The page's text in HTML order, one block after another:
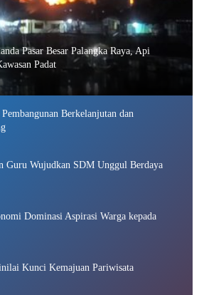
Pasar Besar Palangka Raya, Api
Padat
Berkelanjutan dan
Guru Wujudkan SDM Unggul Berdaya
Dominasi Aspirasi Warga kepada
Kunci Kemajuan Pariwisata